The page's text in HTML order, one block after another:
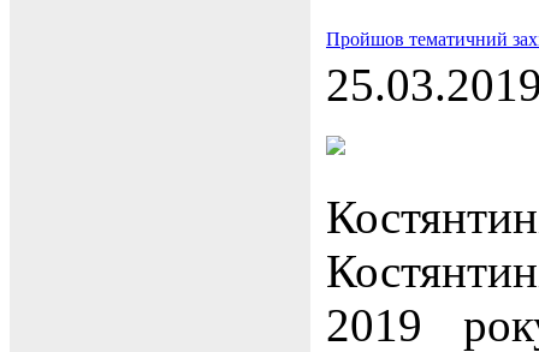
Пройшов тематичний
2019